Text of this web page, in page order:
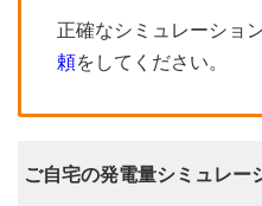
正確なシミュレーショ
頼をしてください。
ご自宅の発電量シミュレー